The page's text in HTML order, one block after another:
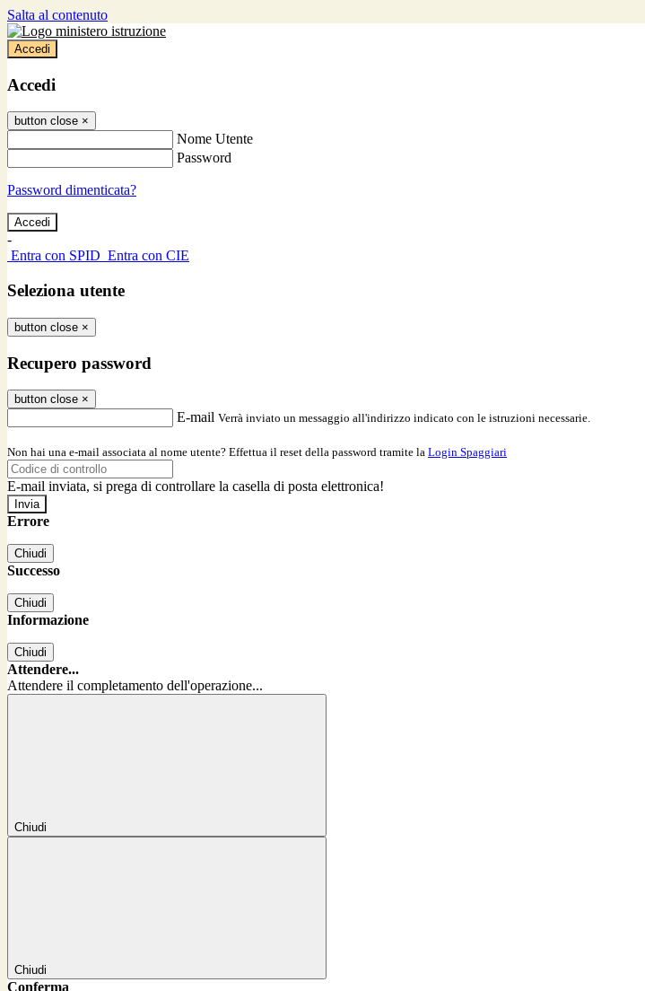
Salta al contenuto
Accedi
Accedi
button close ×
Nome Utente
Password
Password dimenticata?
-
Entra con SPID Entra con CIE
Seleziona utente
button close ×
Recupero password
button close ×
E-mail Verrà inviato un messaggio all'indirizzo indicato con le istruzioni necessarie.
Non hai una e-mail associata al nome utente? Effettua il reset della password tramite la Login Spaggiari
E-mail inviata, si prega di controllare la casella di posta elettronica!
Errore
Chiudi
Successo
Chiudi
Informazione
Chiudi
Attendere...
Attendere il completamento dell'operazione...
Chiudi
Chiudi
Conferma